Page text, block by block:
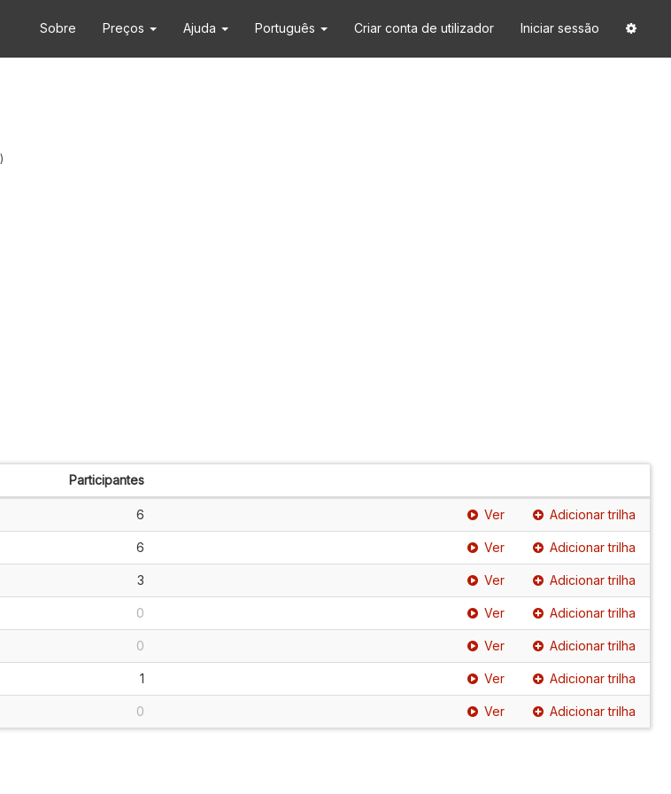
Sobre Preços Ajuda Português Criar conta de utilizador Iniciar sessão
Participantes
6 Ver Adicionar trilha
6 Ver Adicionar trilha
3 Ver Adicionar trilha
0 Ver Adicionar trilha
0 Ver Adicionar trilha
1 Ver Adicionar trilha
0 Ver Adicionar trilha